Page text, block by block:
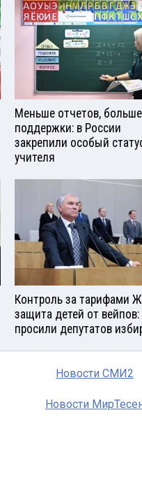
Меньше отчетов, больше
поддержки: в России
закрепили особый
учителя
Контроль за тарифами
защита детей от
просили депутатов
Новости СМИ2
Новости